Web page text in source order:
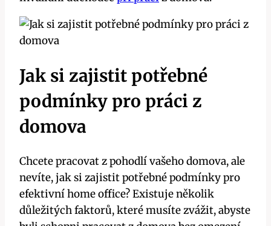
Jak si zajistit potřebné
podmínky pro práci z
domova
Chcete pracovat z pohodlí vašeho domova, ale
nevíte, jak si zajistit potřebné podmínky pro
efektivní home office? Existuje několik
důležitých faktorů, které musíte zvážit, abyste